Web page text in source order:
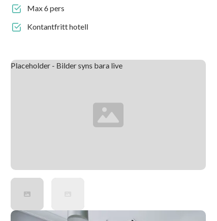
Max 6 pers
Kontantfritt hotell